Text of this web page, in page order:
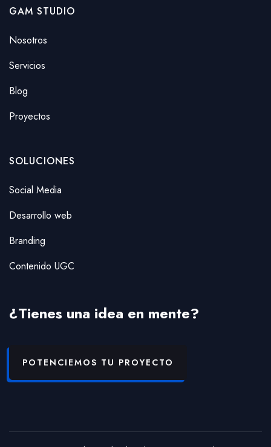
GAM STUDIO
Nosotros
Servicios
Blog
Proyectos
SOLUCIONES
Social Media
Desarrollo web
Branding
Contenido UGC
¿Tienes una idea en mente?
POTENCIEMOS TU PROYECTO